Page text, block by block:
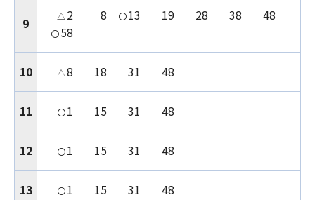
9 △ 2 8 〇13 19 28 38 48
〇58
10 △8 18 31 48
11 〇1 15 31 48
12 〇1 15 31 48
13 〇1 15 31 48